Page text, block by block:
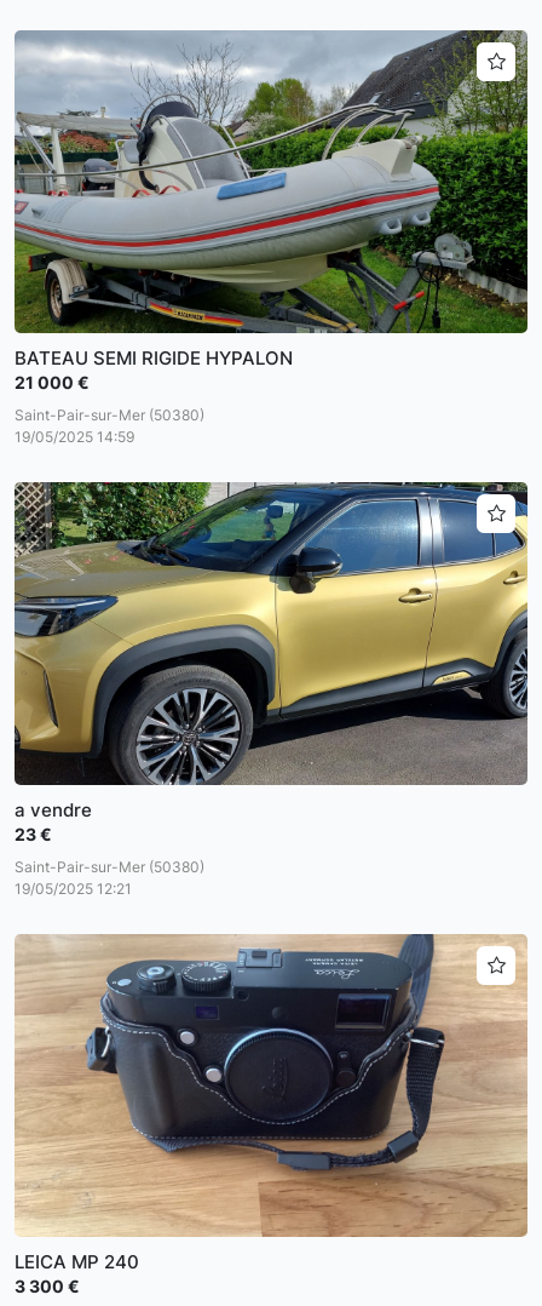
BATEAU SEMI RIGIDE HYPALON
21 000 €
Saint-Pair-sur-Mer (50380)
19/05/2025 14:59
a vendre
23 €
Saint-Pair-sur-Mer (50380)
19/05/2025 12:21
LEICA MP 240
3 300 €